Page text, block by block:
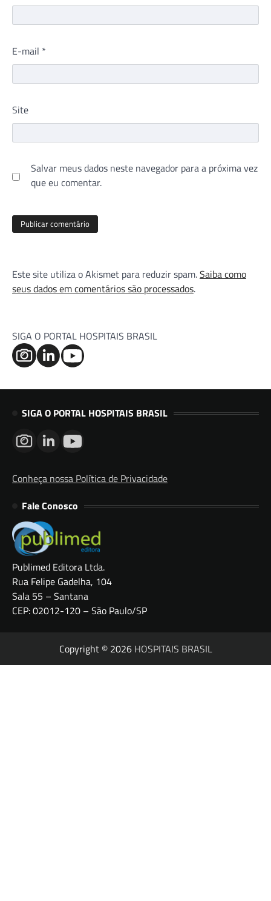
E-mail *
Site
Salvar meus dados neste navegador para a próxima vez
que eu comentar.
Este site utiliza o Akismet para reduzir spam.Saiba como
seus dados em comentários são processados.
SIGA O PORTAL HOSPITAIS BRASIL
SIGA O PORTAL HOSPITAIS BRASIL
Conheça nossa Política de Privacidade
Fale Conosco
Publimed Editora Ltda.
Rua Felipe Gadelha, 104
Sala 55 – Santana
CEP: 02012-120 – São Paulo/SP
Copyright © 2026 HOSPITAIS BRASIL